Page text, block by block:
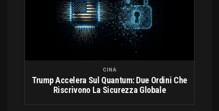
CINA
Trump Accelera Sul Quantum: Due Ordini Che
Riscrivono La Sicurezza Globale